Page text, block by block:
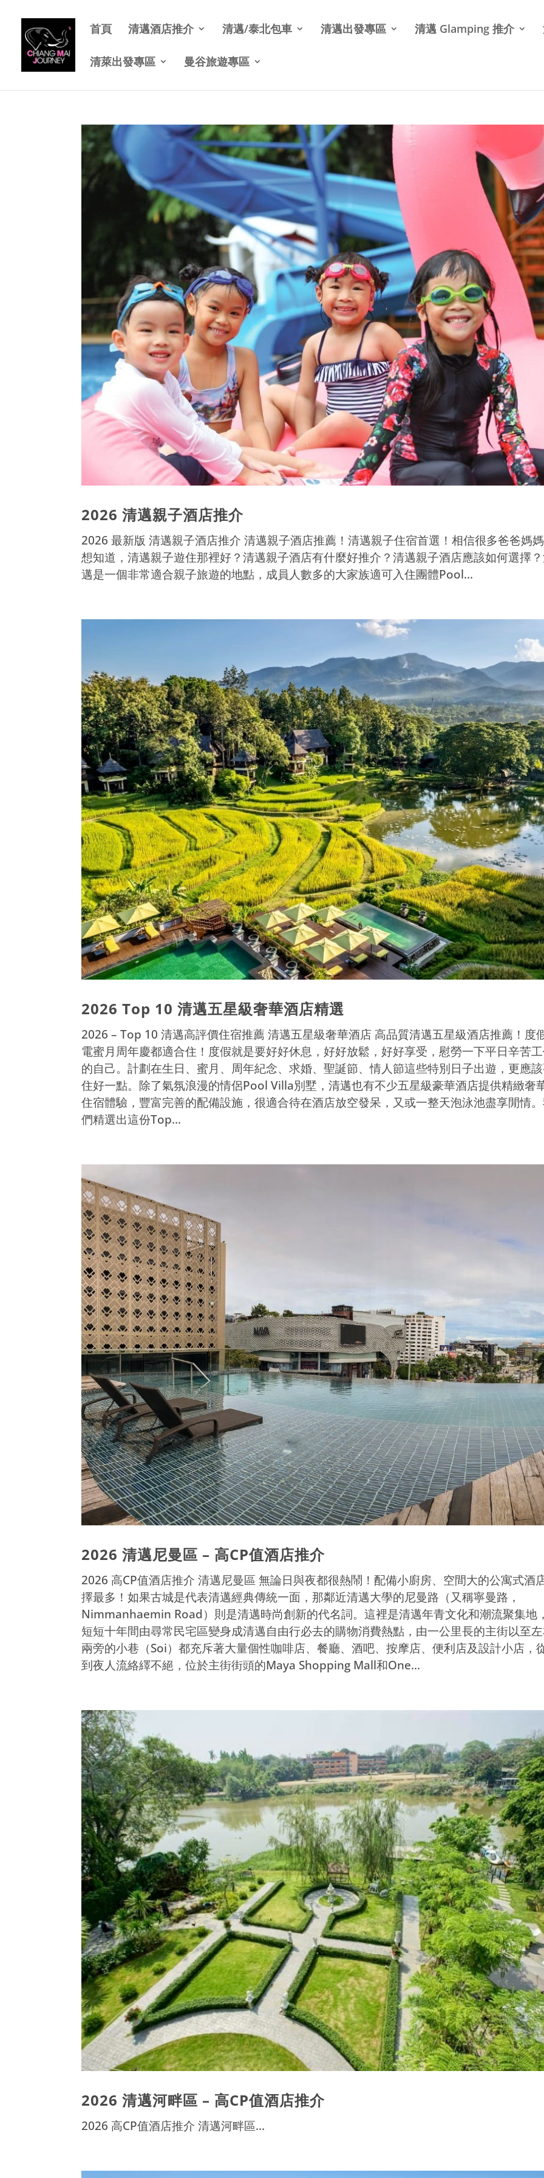
首頁 清邁酒店推介 清邁/泰北包車 清邁出發專區 清邁 Glamping 推介
清萊出發專區 曼谷旅遊專區
2026 清邁親子酒店推介
2026 最新版 清邁親子酒店推介 清邁親子酒店推薦！清邁親子住宿首選！相信很多爸爸媽
想知道，清邁親子遊住那裡好？清邁親子酒店有什麼好推介？清邁親子酒店應該如何選擇
邁是一個非常適合親子旅遊的地點，成員人數多的大家族適可入住團體Pool...
2026 Top 10 清邁五星級奢華酒店精選
2026 – Top 10 清邁高評價住宿推薦 清邁五星級奢華酒店 高品質清邁五星級酒店推薦！度
電蜜月周年慶都適合住！度假就是要好好休息，好好放鬆，好好享受，慰勞一下平日辛苦
的自己。計劃在生日、蜜月、周年紀念、求婚、聖誕節、情人節這些特別日子出遊，更應
住好一點。除了氣氛浪漫的情侶Pool Villa別墅，清邁也有不少五星級豪華酒店提供精緻奢
住宿體驗，豐富完善的配備設施，很適合待在酒店放空發呆，又或一整天泡泳池盡享閒情
們精選出這份Top...
2026 清邁尼曼區 – 高CP值酒店推介
2026 高CP值酒店推介 清邁尼曼區 無論日與夜都很熱鬧！配備小廚房、空間大的公寓式酒
擇最多！如果古城是代表清邁經典傳統一面，那鄰近清邁大學的尼曼路（又稱寧曼路，
Nimmanhaemin Road）則是清邁時尚創新的代名詞。這裡是清邁年青文化和潮流聚集地
短短十年間由尋常民宅區變身成清邁自由行必去的購物消費熱點，由一公里長的主街以至
兩旁的小巷（Soi）都充斥著大量個性咖啡店、餐廳、酒吧、按摩店、便利店及設計小店，
到夜人流絡繹不絕，位於主街街頭的Maya Shopping Mall和One...
2026 清邁河畔區 – 高CP值酒店推介
2026 高CP值酒店推介 清邁河畔區...